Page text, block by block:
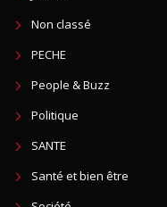
Non classé
PECHE
People & Buzz
Politique
SANTE
Santé et bien être